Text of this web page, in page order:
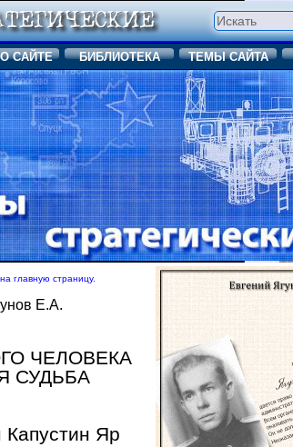
О САЙТЕ БИБЛИОТЕКА ТЕМЫ САЙТА
главную страницу.
Е.А.
ЧЕЛОВЕКА
СУДЬБА
Капустин Яр